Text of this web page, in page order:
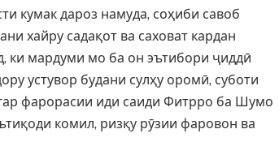
кумак дароз намуда, соҳиби савоб
хайру садақот ва саховат кардан
ки мардуми мо ба он эътибори ҷиддӣ
устувор будани сулҳу оромӣ, суботи
фарорасии иди саиди Фитрро ба Шумо
комил, ризқу рӯзии фаровон ва